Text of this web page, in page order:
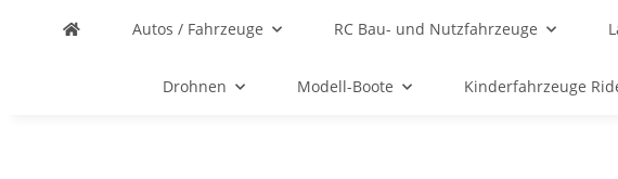
Autos / Fahrzeuge RC Bau- und Nutzfahrzeuge
Drohnen Modell-Boote Kinderfahrzeuge